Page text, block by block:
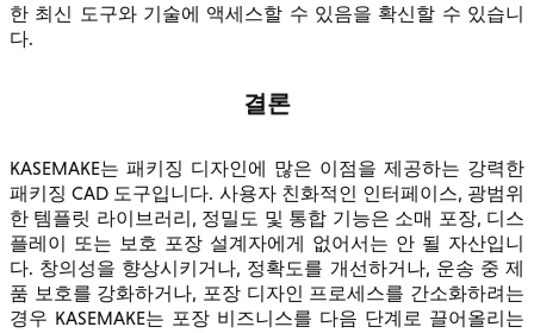
한 최신 도구와 기술에 액세스할 수 있음을 확신할 수 있습니
다.
결론
KASEMAKE는 패키징 디자인에 많은 이점을 제공하는 강력한
패키징 CAD 도구입니다. 사용자 친화적인 인터페이스, 광범위
한 템플릿 라이브러리, 정밀도 및 통합 기능은 소매 포장, 디스
플레이 또는 보호 포장 설계자에게 없어서는 안 될 자산입니
다. 창의성을 향상시키거나, 정확도를 개선하거나, 운송 중 제
품 보호를 강화하거나, 포장 디자인 프로세스를 간소화하려는
경우 KASEMAKE는 포장 비즈니스를 다음 단계로 끌어올리는